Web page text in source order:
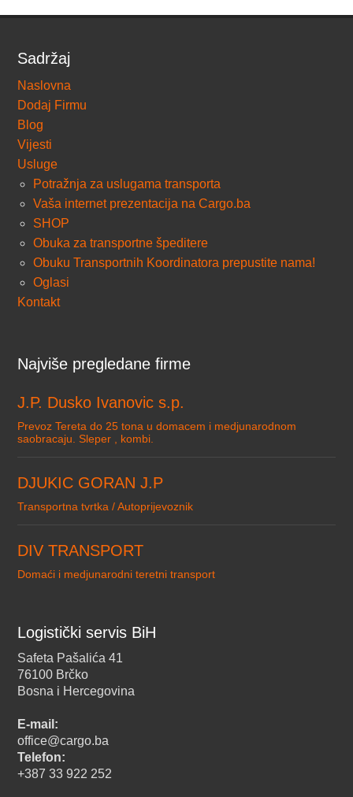
Sadržaj
Naslovna
Dodaj Firmu
Blog
Vijesti
Usluge
Potražnja za uslugama transporta
Vaša internet prezentacija na Cargo.ba
SHOP
Obuka za transportne špeditere
Obuku Transportnih Koordinatora prepustite nama!
Oglasi
Kontakt
Najviše pregledane firme
J.P. Dusko Ivanovic s.p.
Prevoz Tereta do 25 tona u domacem i medjunarodnom
saobracaju. Sleper , kombi.
DJUKIC GORAN J.P
Transportna tvrtka / Autoprijevoznik
DIV TRANSPORT
Domaći i medjunarodni teretni transport
Logistički servis BiH
Safeta Pašalića 41
76100 Brčko
Bosna i Hercegovina
E-mail:
office@cargo.ba
Telefon:
+387 33 922 252